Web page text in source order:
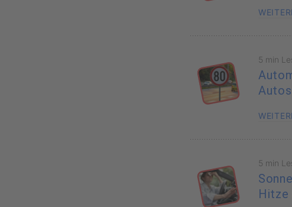
5 min
Autos
5 min
Hitze